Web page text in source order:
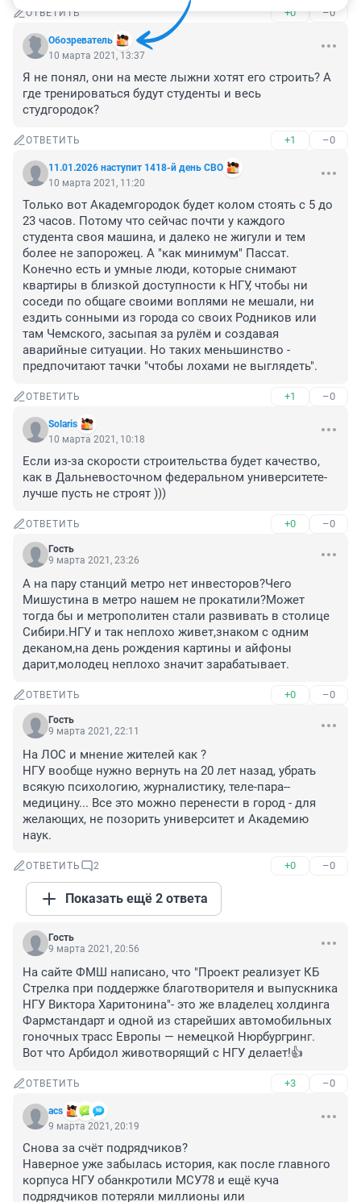
ОТВЕТИТЬ +0 –0
Обозреватель
10 марта 2021, 13:37
Я не понял, они на месте лыжни хотят его строить? А
где тренироваться будут студенты и весь
студгородок?
ОТВЕТИТЬ +1 –0
11.01.2026 наступит 1418-й день СВО
10 марта 2021, 11:20
Только вот Академгородок будет колом стоять с 5 до
23 часов. Потому что сейчас почти у каждого
студента своя машина, и далеко не жигули и тем
более не запорожец. А "как минимум" Пассат.
Конечно есть и умные люди, которые снимают
квартиры в близкой доступности к НГУ, чтобы ни
соседи по общаге своими воплями не мешали, ни
ездить сонными из города со своих Родников или
там Чемского, засыпая за рулём и создавая
аварийные ситуации. Но таких меньшинство -
предпочитают тачки "чтобы лохами не выглядеть".
ОТВЕТИТЬ +1 –0
Solaris
10 марта 2021, 10:18
Если из-за скорости строительства будет качество,
как в Дальневосточном федеральном университете-
лучше пусть не строят )))
ОТВЕТИТЬ +0 –0
Гость
9 марта 2021, 23:26
А на пару станций метро нет инвесторов?Чего
Мишустина в метро нашем не прокатили?Может
тогда бы и метрополитен стали развивать в столице
Сибири.НГУ и так неплохо живет,знаком с одним
деканом,на день рождения картины и айфоны
дарит,молодец неплохо значит зарабатывает.
ОТВЕТИТЬ +0 –0
Гость
9 марта 2021, 22:11
На ЛОС и мнение жителей как ?
НГУ вообще нужно вернуть на 20 лет назад, убрать
всякую психологию, журналистику, теле-пара--
медицину... Все это можно перенести в город - для
желающих, не позорить университет и Академию
наук.
ОТВЕТИТЬ 2 +0 –0
Показать ещё 2 ответа
Гость
9 марта 2021, 20:56
На сайте ФМШ написано, что "Проект реализует КБ
Стрелка при поддержке благотворителя и выпускника
НГУ Виктора Харитонина"- это же владелец холдинга
Фармстандарт и одной из старейших автомобильных
гоночных трасс Европы — немецкой Нюрбургринг.
Вот что Арбидол животворящий с НГУ делает!👍
ОТВЕТИТЬ +3 –0
acs
9 марта 2021, 20:19
Снова за счёт подрядчиков?
Наверное уже забылась история, как после главного
корпуса НГУ обанкротили МСУ78 и ещё куча
подрядчиков потеряли миллионы или